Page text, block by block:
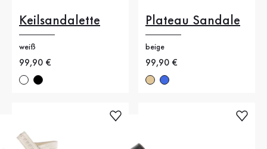
Keilsandalette
weiß
Neuer Preis
99,90 €
Plateau Sandale
beige
Neuer Preis
99,90 €